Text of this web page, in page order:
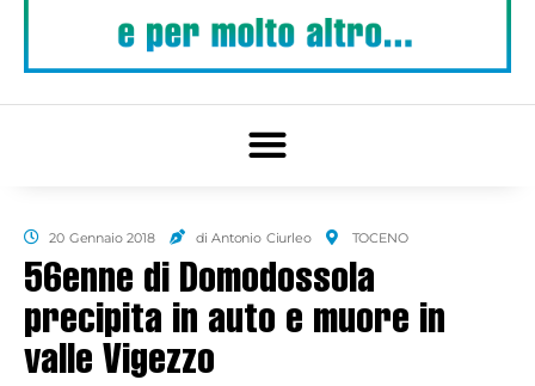
20 Gennaio 2018 di Antonio Ciurleo TOCENO
56enne di Domodossola
precipita in auto e muore in
valle Vigezzo